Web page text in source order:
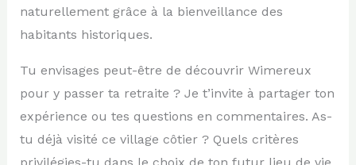
naturellement grâce à la bienveillance des
habitants historiques.
Tu envisages peut-être de découvrir Wimereux
pour y passer ta retraite ? Je t’invite à partager ton
expérience ou tes questions en commentaires. As-
tu déjà visité ce village côtier ? Quels critères
privilégies-tu dans le choix de ton futur lieu de vie